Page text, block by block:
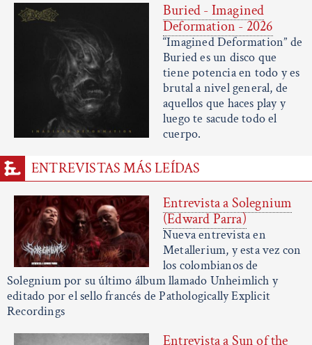
Buried - Imagined
Deformation - 2026
“Imagined Deformation” de
Buried es un disco que
tiene potencia en todo y es
brutal a nivel general, de
aquellos que haces play y
luego te sacude todo el
cuerpo.
ENTREVISTAS MÁS LEÍDAS
Entrevista a Solegnium
(Edward Parra)
Nueva entrevista en
Metallerium, y esta vez con
los colombianos de
Solegnium por su último álbum llamado Unheimlich y
editado por el sello francés de Pathologically Explicit
Recordings
Entrevista a Sun of the